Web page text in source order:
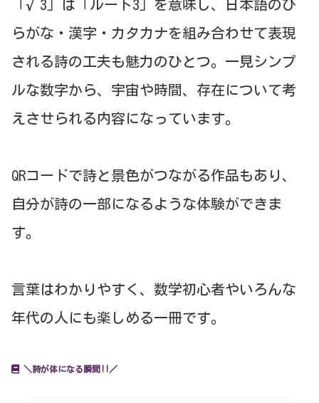
「√3」は「ルート3」を意味し、日本語のひ
らがな・漢字・カタカナを組み合わせて表現
される詩の工夫も魅力のひとつ。一見シンプ
ルな数字から、宇宙や時間、存在について考
えさせられる内容になっています。
QRコードで詩と景色がつながる作品もあり、
自分が詩の一部になるような体験ができま
す。
言葉はわかりやすく、数学初心者やいろんな
年代の人にも楽しめる一冊です。
＼詩が体になる瞬間!!／